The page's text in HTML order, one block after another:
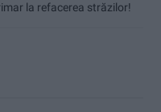
la refacerea străzilor!